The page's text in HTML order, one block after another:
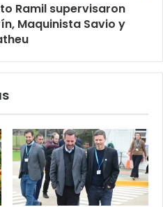
Ramil supervisaron
Maquinista Savio y